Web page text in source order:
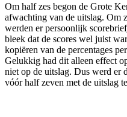
Om half zes begon de Grote
afwachting van de uitslag. Om
werden er persoonlijk
bleek dat de scores wel juist
kopiëren van de percentages
Gelukkig had dit alleen effect
niet op de uitslag. Dus werd er
vóór half zeven met de uitslag